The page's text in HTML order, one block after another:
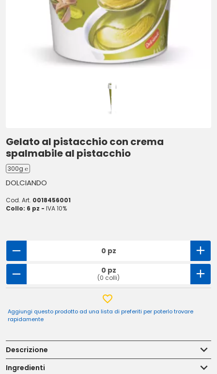
Gelato al pistacchio con crema
spalmabile al pistacchio
300g ℮
DOLCIANDO
Cod. Art. 0018456001
Collo: 6 pz - IVA 10%
0 pz
0 pz
(0 colli)
Aggiungi questo prodotto ad una lista di preferiti per poterlo trovare
rapidamente
Descrizione
Ingredienti